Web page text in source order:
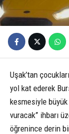
Uşak’tan
yol kat ederek
kesmesiyle büyük
vuracak” ihbarı
öğrenince derin